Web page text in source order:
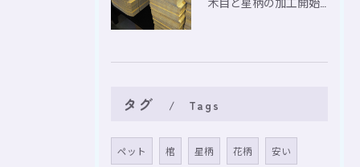
タグ Tags
ペット 棺 星柄 花柄 安い